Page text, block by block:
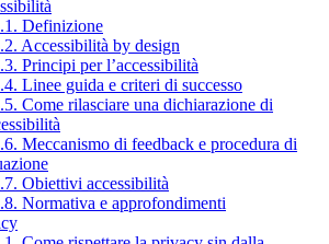
Definizione
Accessibilità by design
Principi per l’accessibilità
Linee guida e criteri di successo
Come rilasciare una dichiarazione di
Meccanismo di feedback e procedura di
Obiettivi accessibilità
Normativa e approfondimenti